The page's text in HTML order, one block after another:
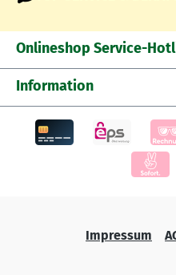
Onlineshop Service-
Information
Impressum